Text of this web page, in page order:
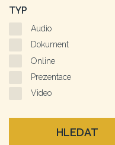
TYP
Audio
Dokument
Online
Prezentace
Video
HLEDAT